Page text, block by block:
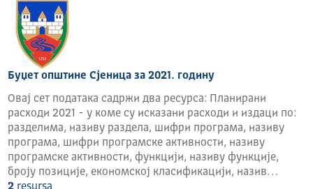
Буџет општине Сјеница за 2021. годину
Овај сет података садржи два ресурса: Планирани
расходи 2021 - у коме су исказани расходи и издаци по:
разделима, називу раздела, шифри програма, називу
програма, шифри програмске активности, називу
програмске активности, функцији, називу функције,
броју позиције, економској класификацији, назив…